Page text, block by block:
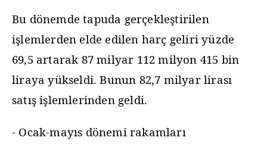
Bu dönemde tapuda gerçekleştirilen
işlemlerden elde edilen harç geliri yüzde
69,5 artarak 87 milyar 112 milyon 415 bin
liraya yükseldi. Bunun 82,7 milyar lirası
satış işlemlerinden geldi.
- Ocak-mayıs dönemi rakamları